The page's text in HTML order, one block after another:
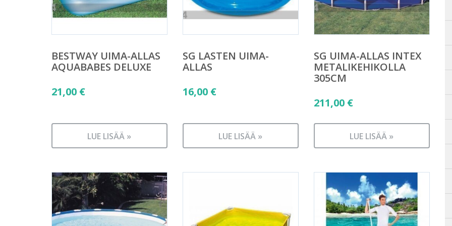
BESTWAY UIMA-ALLAS
AQUABABES DELUXE
21,00 €
LUE LISÄÄ »
SG LASTEN UIMA-
ALLAS
16,00 €
LUE LISÄÄ »
SG UIMA-ALLAS INTEX
METALIKEHIKOLLA
305CM
211,00 €
LUE LISÄÄ »